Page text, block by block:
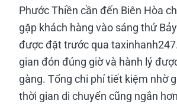
Phước Thiền cần đến Biên Hòa
gặp khách hàng vào sáng thứ
được đặt trước qua
gian đón đúng giờ và hành lý
gàng. Tổng chi phí tiết kiệm nhờ
thời gian di chuyển cũng ngắn